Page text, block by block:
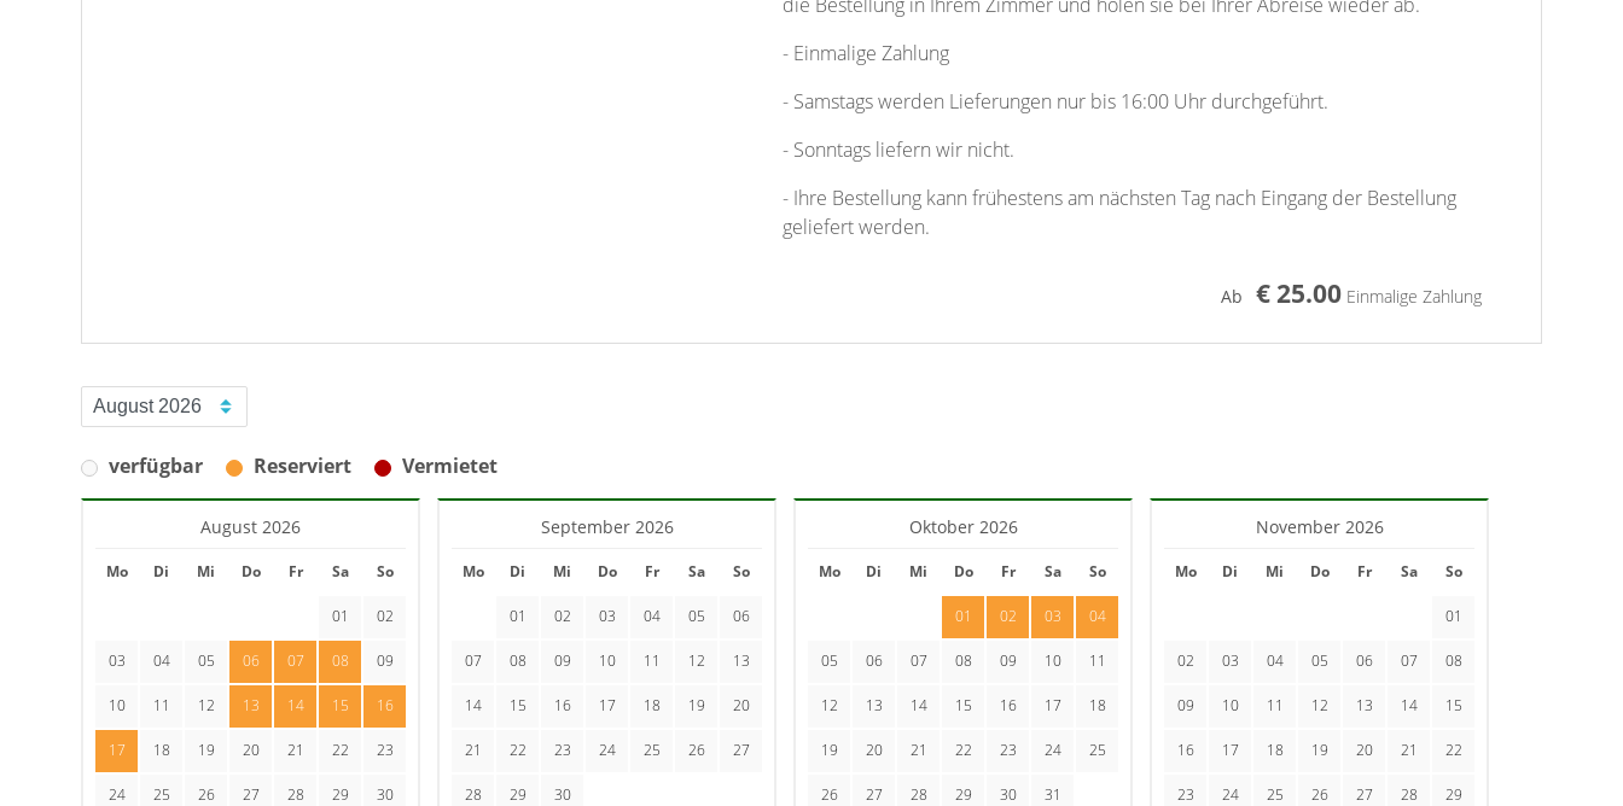
- Einmalige Zahlung
- Samstags werden Lieferungen nur bis 16:00 Uhr durchgeführt.
- Sonntags liefern wir nicht.
- Ihre Bestellung kann frühestens am nächsten Tag nach Eingang der Bestellung
geliefert werden.
Ab € 25.00 Einmalige Zahlung
verfügbar Reserviert Vermietet
August 2026
Mo Di Mi Do Fr Sa So
01 02
03 04 05 06 07 08 09
10 11 12 13 14 15 16
17 18 19 20 21 22 23
24 25 26 27 28 29 30
September 2026
Mo Di Mi Do Fr Sa So
01 02 03 04 05 06
07 08 09 10 11 12 13
14 15 16 17 18 19 20
21 22 23 24 25 26 27
28 29 30
Oktober 2026
Mo Di Mi Do Fr Sa So
01 02 03 04
05 06 07 08 09 10 11
12 13 14 15 16 17 18
19 20 21 22 23 24 25
26 27 28 29 30 31
November 2026
Mo Di Mi Do Fr Sa So
01
02 03 04 05 06 07 08
09 10 11 12 13 14 15
16 17 18 19 20 21 22
23 24 25 26 27 28 29